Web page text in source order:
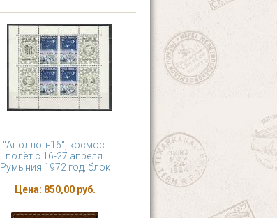
"Аполлон-16", космос.
полёт с 16-27 апреля.
Румыния 1972 год, блок
Цена: 850,00 руб.